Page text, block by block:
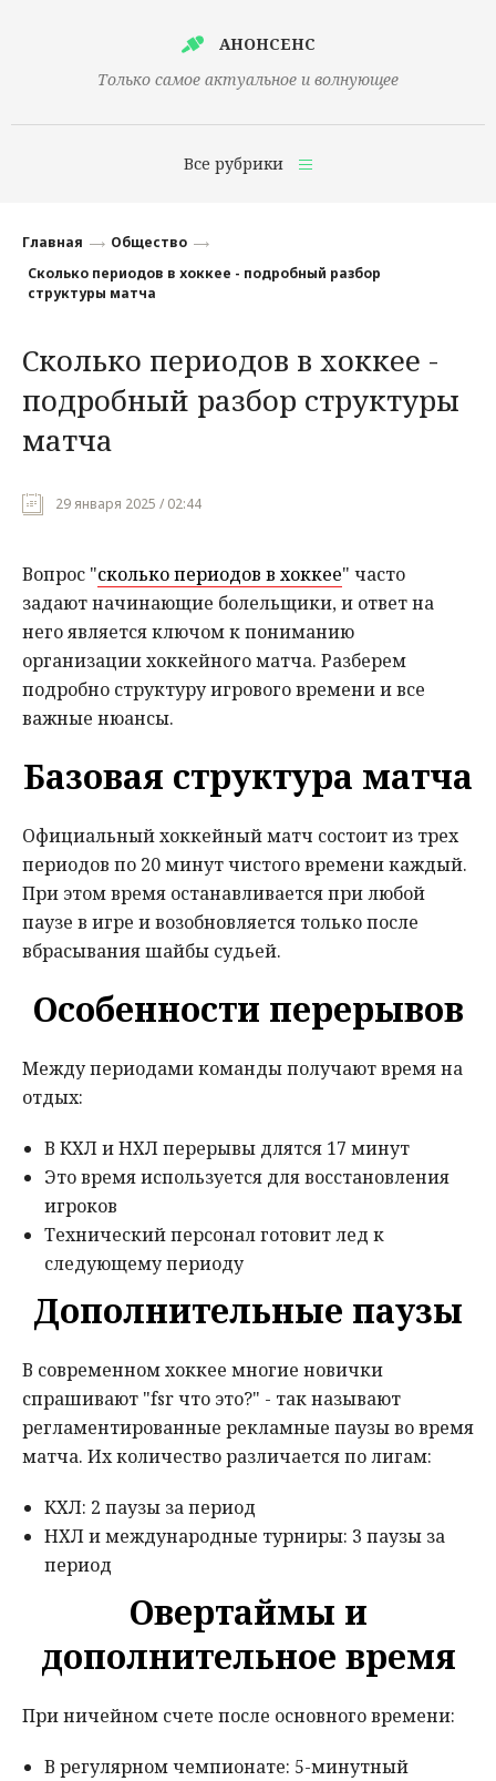
АНОНСЕНС
Только самое актуальное и волнующее
Все рубрики
Финансы
Наука
Культура
Общество
Происшествия
Главная
Общество
Сколько периодов в хоккее - подробный разбор
структуры матча
Сколько периодов в хоккее -
подробный разбор структуры
матча
29 января 2025 / 02:44
Вопрос "сколько периодов в хоккее" часто
задают начинающие болельщики, и ответ на
него является ключом к пониманию
организации хоккейного матча. Разберем
подробно структуру игрового времени и все
важные нюансы.
Базовая структура матча
Официальный хоккейный матч состоит из трех
периодов по 20 минут чистого времени каждый.
При этом время останавливается при любой
паузе в игре и возобновляется только после
вбрасывания шайбы судьей.
Особенности перерывов
Между периодами команды получают время на
отдых:
В КХЛ и НХЛ перерывы длятся 17 минут
Это время используется для восстановления
игроков
Технический персонал готовит лед к
следующему периоду
Дополнительные паузы
В современном хоккее многие новички
спрашивают "fsr что это?" - так называют
регламентированные рекламные паузы во время
матча. Их количество различается по лигам:
КХЛ: 2 паузы за период
НХЛ и международные турниры: 3 паузы за
период
Овертаймы и
дополнительное время
При ничейном счете после основного времени:
В регулярном чемпионате: 5-минутный